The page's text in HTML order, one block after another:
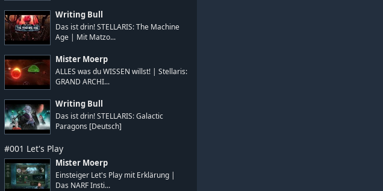
Writing Bull
Das ist drin! STELLARIS: The Machine
Age | Mit Matzo...
Mister Moerp
ALLES was du WISSEN willst! | Stellaris:
GRAND ARCHI...
Writing Bull
Das ist drin! STELLARIS: Galactic
Paragons [Deutsch]
#001 Let's Play
Mister Moerp
Einsteiger Let's Play mit Erklärung |
Das NARF Insti...